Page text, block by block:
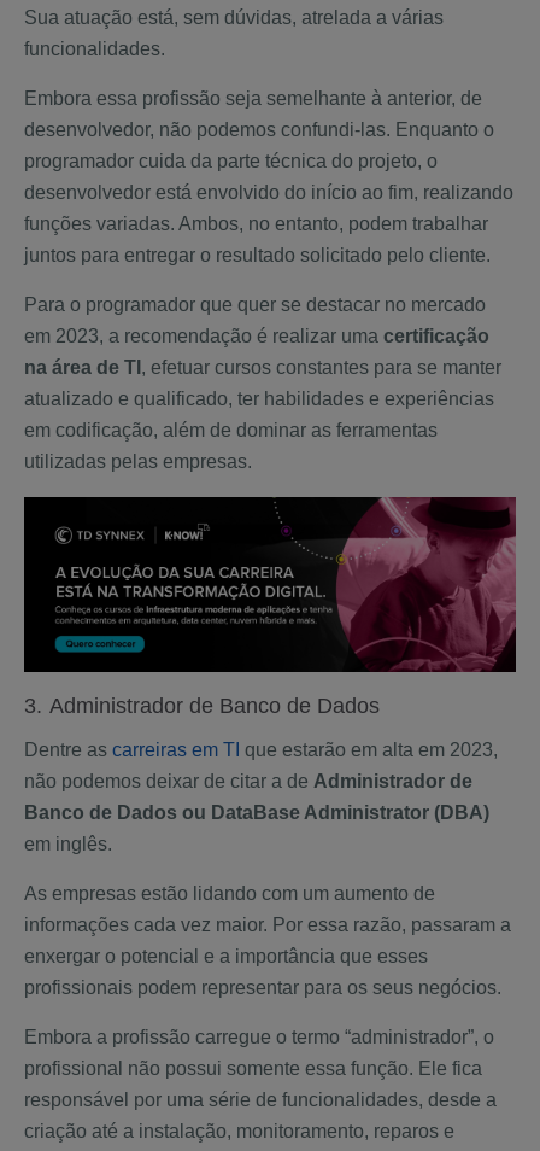
Sua atuação está, sem dúvidas, atrelada a várias
funcionalidades.
Embora essa profissão seja semelhante à anterior, de
desenvolvedor, não podemos confundi-las. Enquanto o
programador cuida da parte técnica do projeto, o
desenvolvedor está envolvido do início ao fim, realizando
funções variadas. Ambos, no entanto, podem trabalhar
juntos para entregar o resultado solicitado pelo cliente.
Para o programador que quer se destacar no mercado
em 2023, a recomendação é realizar uma certificação
na área de TI , efetuar cursos constantes para se manter
atualizado e qualificado, ter habilidades e experiências
em codificação, além de dominar as ferramentas
utilizadas pelas empresas.
3.Administrador de Banco de Dados
Dentre as carreiras em TI que estarão em alta em 2023,
não podemos deixar de citar a de Administrador de
Banco de Dados ou DataBase Administrator (DBA)
em inglês.
As empresas estão lidando com um aumento de
informações cada vez maior. Por essa razão, passaram a
enxergar o potencial e a importância que esses
profissionais podem representar para os seus negócios.
Embora a profissão carregue o termo “administrador”, o
profissional não possui somente essa função. Ele fica
responsável por uma série de funcionalidades, desde a
criação até a instalação, monitoramento, reparos e